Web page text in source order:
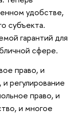
удобстве,
субъекта.
гарантий для
сфере.
право, и
регулирование
право, и
и многое